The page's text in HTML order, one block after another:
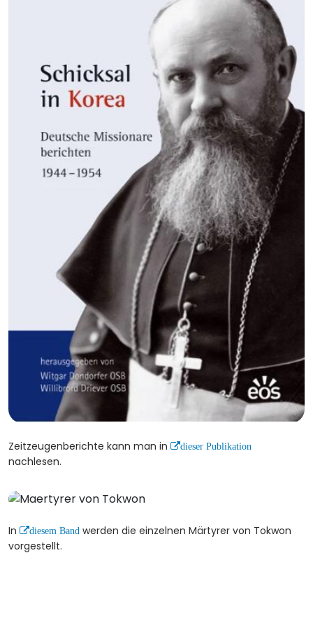
Zeitzeugenberichte kann man in dieser Publikation
nachlesen.
In diesem Band werden die einzelnen Märtyrer von Tokwon
vorgestellt.